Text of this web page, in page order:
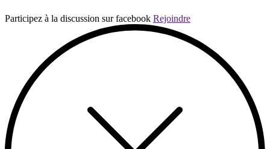
Participez à la discussion sur facebook Rejoindre